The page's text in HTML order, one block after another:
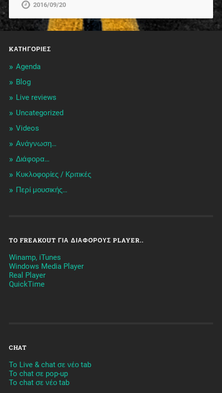
2016/09/20
KΑΤΗΓΟΡΊΕΣ
Agenda
Blog
Live reviews
Uncategorized
Videos
Ανάγνωση…
Διάφορα…
Κυκλοφορίες / Kριτικές
Περί μουσικής…
TO FREAKOUT ΓΙΑ ΔΙΆΦΟΡΟΥΣ PLAYER..
Winamp, iTunes
Windows Media Player
Real Player
QuickTime
CHAT
To Live & chat σε νέο tab
To chat σε pop-up
To chat σε νέο tab